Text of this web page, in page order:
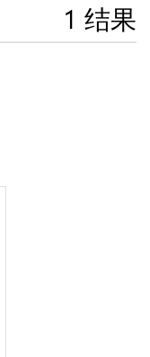
1 结果